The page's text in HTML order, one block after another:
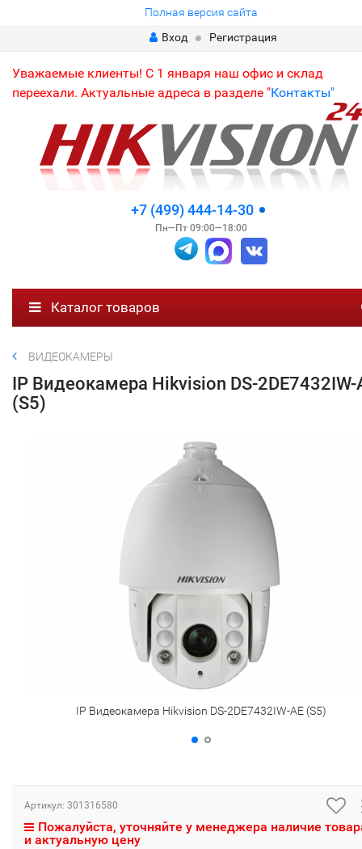
Полная версия сайта
Вход
Регистрация
Уважаемые клиенты! С 1 января наш офис и склад
переехали. Актуальные адреса в разделе "Контакты"
+7 (499) 444-14-30
Пн—Пт 09:00—18:00
Каталог товаров
ВИДЕОКАМЕРЫ
IP Видеокамера Hikvision DS-2DE7432IW-
(S5)
IP Видеокамера Hikvision DS-2DE7432IW-AE (S5)
Артикул: 301316580
Пожалуйста, уточняйте у менеджера наличие
и актуальную цену